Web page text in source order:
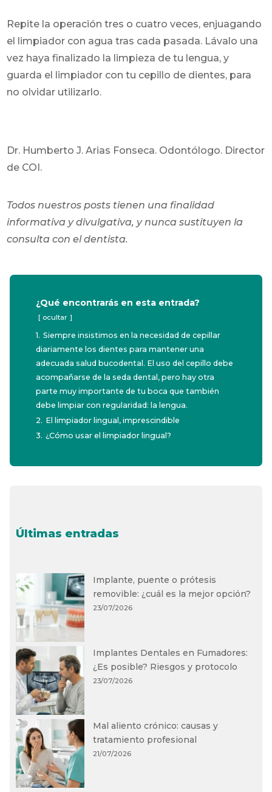
Repite la operación tres o cuatro veces, enjuagando
el limpiador con agua tras cada pasada. Lávalo una
vez haya finalizado la limpieza de tu lengua, y
guarda el limpiador con tu cepillo de dientes, para
no olvidar utilizarlo.
Dr. Humberto J. Arias Fonseca. Odontólogo. Director
de COI.
Todos nuestros posts tienen una finalidad
informativa y divulgativa, y nunca sustituyen la
consulta con el dentista.
¿Qué encontrarás en esta entrada?
ocultar
1. Siempre insistimos en la necesidad de cepillar
diariamente los dientes para mantener una
adecuada salud bucodental. El uso del cepillo debe
acompañarse de la seda dental, pero hay otra
parte muy importante de tu boca que también
debe limpiar con regularidad: la lengua.
2. El limpiador lingual, imprescindible
3. ¿Cómo usar el limpiador lingual?
Últimas entradas
Implante, puente o prótesis
removible: ¿cuál es la mejor opción?
23/07/2026
Implantes Dentales en Fumadores:
¿Es posible? Riesgos y protocolo
23/07/2026
Mal aliento crónico: causas y
tratamiento profesional
21/07/2026